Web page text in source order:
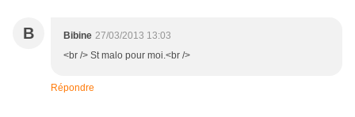
B Bibine 27/03/2013 13:03
<br /> St malo pour moi.<br />
Répondre